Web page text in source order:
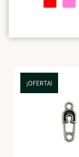
¡OFERTA!